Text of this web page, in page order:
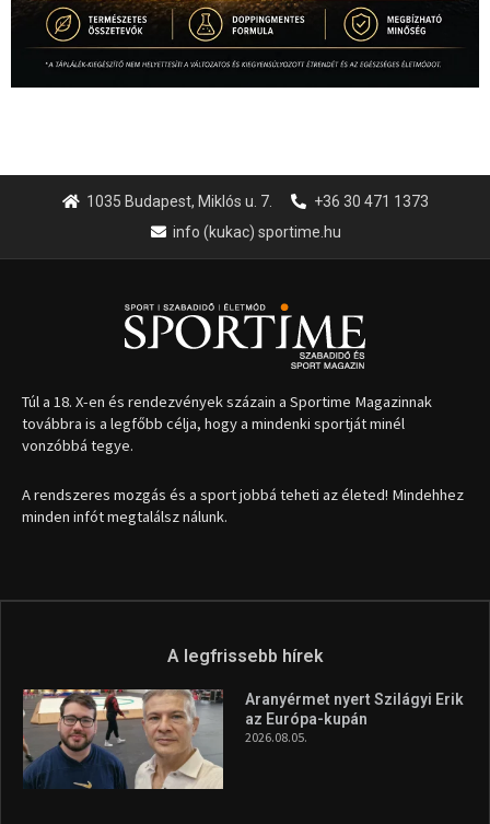
1035 Budapest, Miklós u. 7.
+36 30 471 1373
info (kukac) sportime.hu
Túl a 18. X-en és rendezvények százain a Sportime Magazinnak
továbbra is a legfőbb célja, hogy a mindenki sportját minél
vonzóbbá tegye.
A rendszeres mozgás és a sport jobbá teheti az életed! Mindehhez
minden infót megtalálsz nálunk.
A legfrissebb hírek
Aranyérmet nyert Szilágyi Erik
az Európa-kupán
2026.08.05.